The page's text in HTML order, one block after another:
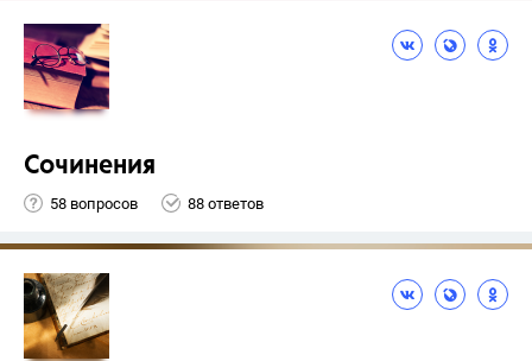
Сочинения
58 вопросов 88 ответов